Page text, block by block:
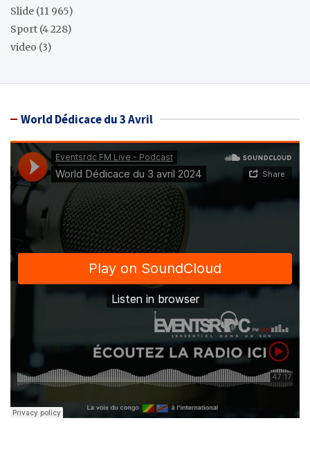
Slide (11 965)
Sport (4 228)
video (3)
World Dédicace du 3 Avril